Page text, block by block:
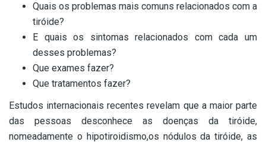
Quais os problemas mais comuns relacionados com a
tiróide?
E quais os sintomas relacionados com cada um
desses problemas?
Que exames fazer?
Que tratamentos fazer?
Estudos internacionais recentes revelam que a maior parte
das pessoas desconhece as doenças da tiróide,
nomeadamente o hipotiroidismo,os nódulos da tiróide, as